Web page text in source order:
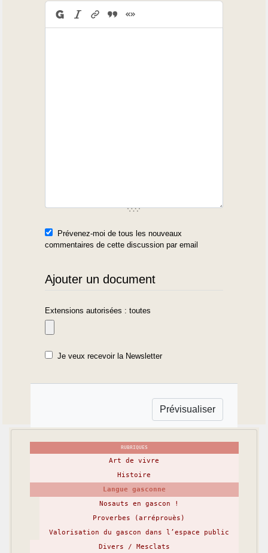
Prévenez-moi de tous les nouveaux
commentaires de cette discussion par email
Ajouter un document
Extensions autorisées : toutes
Je veux recevoir la Newsletter
RUBRIQUES
Art de vivre
Histoire
Langue gasconne
Nosauts en gascon !
Proverbes (arréprouès)
Valorisation du gascon dans l’espace public
Divers / Mesclats